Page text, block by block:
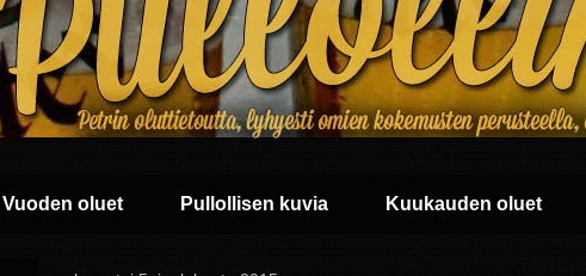
Vuoden oluet Pullollisen kuvia Kuukauden oluet